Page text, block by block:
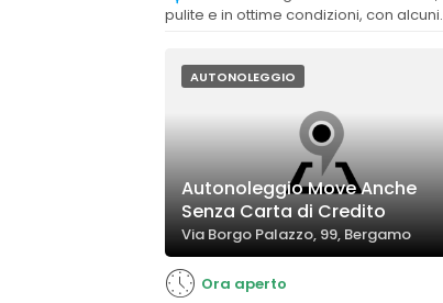
pulite e in ottime condizioni, con alcuni
ci sono stati casi di vetture leggermente
AUTONOLEGGIO
Autonoleggio Move Anche
Senza Carta di Credito
Via Borgo Palazzo, 99, Bergamo
Ora aperto